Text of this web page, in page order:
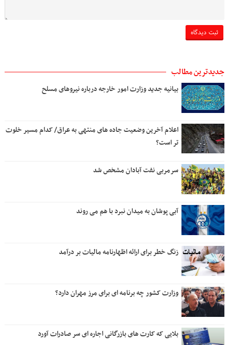
جدیدترین مطالب
بیانیه جدید وزارت امور خارجه درباره نیروهای مسلح
اعلام آخرین وضعیت جاده های منتهی به عراق/ کدام مسیر خلوت
تر است؟
سرمربی نفت آبادان مشخص شد
آبی پوشان به میدان نبرد با هم می روند
زنگ خطر برای ارائه اظهارنامه مالیات بر درآمد
وزارت کشور چه برنامه ای برای مرز مهران دارد؟
بلایی که کارت های بازرگانی اجاره ای سر صادرات آورد